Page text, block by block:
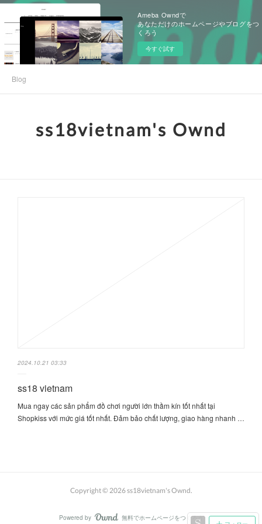
Ameba Owndで
あなただけのホームページやブログをつ
くろう
今すぐ試す
Blog
ss18vietnam's Ownd
2024.10.21 03:33
ss18 vietnam
Mua ngay các sản phẩm đồ chơi người lớn thầm kín tốt nhất tại
Shopkiss với mức giá tốt nhất. Đảm bảo chất lượng, giao hàng nhanh …
Copyright © 2026ss18vietnam's Ownd.
Powered by AmebaOwnd
無料でホームページをつくろう